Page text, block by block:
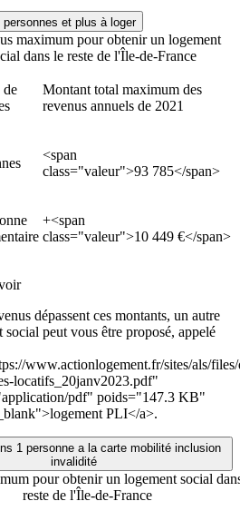
personnes et plus à loger
maximum pour obtenir un logement
dans le reste de l'Île-de-France
de
Montant total maximum des
revenus annuels de 2021
<span
class="valeur">93 785</span>
+<span
class="valeur">10 449 €</span>
dépassent ces montants, un autre
social peut vous être proposé, appelé
www.actionlogement.fr/sites/als/
locatifs_20janv2023.pdf"
pdf" poids="147.3 KB"
PLI</a>.
1 personne a la carte mobilité inclusion
invalidité
pour obtenir un logement social
reste de l'Île-de-France